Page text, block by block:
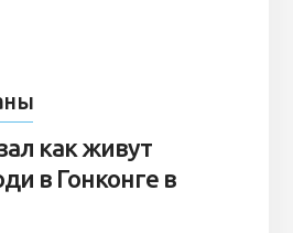
как живут
в Гонконге в